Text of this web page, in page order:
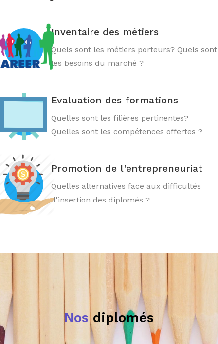
Inventaire des métiers
Quels sont les métiers porteurs? Quels sont
les besoins du marché ?
Evaluation des formations
Quelles sont les filières pertinentes?
Quelles sont les compétences offertes ?
Promotion de l'entrepreneuriat
Quelles alternatives face aux difficultés
d'insertion des diplomés ?
Nosdiplomés